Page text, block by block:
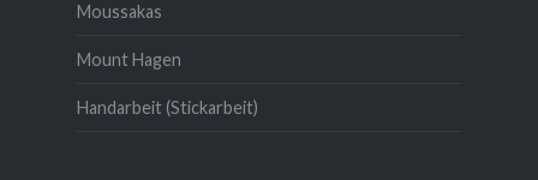
Moussakas
Mount Hagen
Handarbeit (Stickarbeit)